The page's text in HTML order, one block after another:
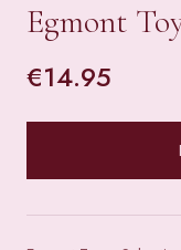
Egmont
€14.95